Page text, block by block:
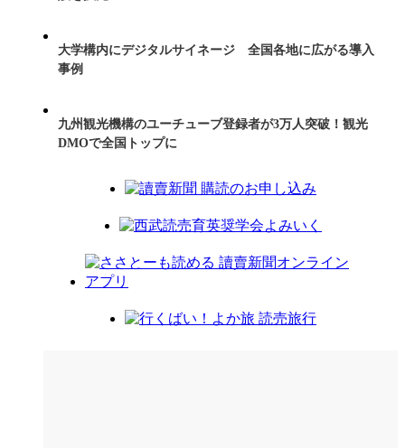
大学構内にデジタルサイネージ 全国各地に広がる導入
事例
九州観光機構のユーチューブ登録者が3万人突破！観光
DMOで全国トップに